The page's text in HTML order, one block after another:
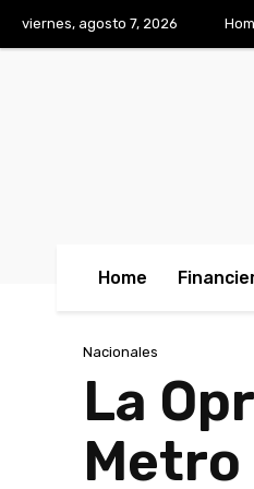
viernes, agosto 7, 2026
Home
Nacionales
La
Metro